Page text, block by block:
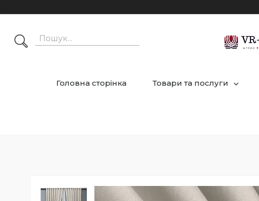
Головна сторінка Товари та послуги